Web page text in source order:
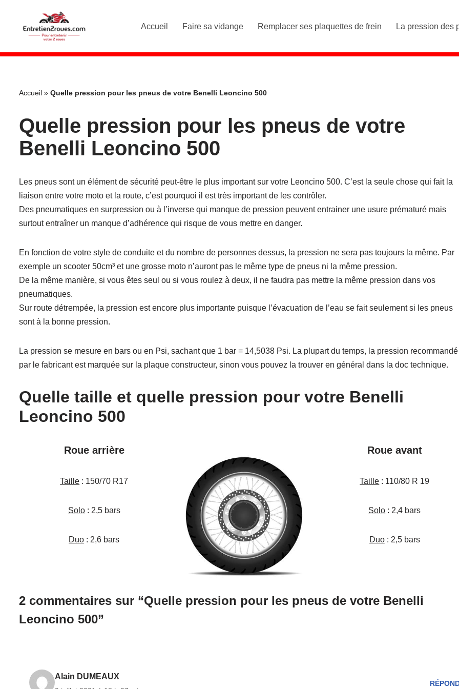
Aller
contenu
Accueil Faire sa vidange Remplacer ses plaquettes de frein La pression des
Accueil » Quelle pression pour les pneus de votre Benelli Leoncino 500
Quelle pression pour les pneus de votre
Benelli Leoncino 500
Les pneus sont un élément de sécurité peut-être le plus important sur votre Leoncino 500. C’est la seule chose qui fait la
liaison entre votre moto et la route, c’est pourquoi il est très important de les contrôler.
Des pneumatiques en surpression ou à l’inverse qui manque de pression peuvent entrainer une usure prématuré mais
surtout entraîner un manque d’adhérence qui risque de vous mettre en danger.
En fonction de votre style de conduite et du nombre de personnes dessus, la pression ne sera pas toujours la même. Par
exemple un scooter 50cm³ et une grosse moto n’auront pas le même type de pneus ni la même pression.
De la même manière, si vous êtes seul ou si vous roulez à deux, il ne faudra pas mettre la même pression dans vos
pneumatiques.
Sur route détrempée, la pression est encore plus importante puisque l’évacuation de l’eau se fait seulement si les pneus
sont à la bonne pression.
La pression se mesure en bars ou en Psi, sachant que 1 bar = 14,5038 Psi. La plupart du temps, la pression recommandé
par le fabricant est marquée sur la plaque constructeur, sinon vous pouvez la trouver en général dans la doc technique.
Quelle taille et quelle pression pour votre Benelli
Leoncino 500
Roue arrière
Taille : 150/70 R17
Solo: 2,5 bars
Duo : 2,6 bars
Roue avant
Taille : 110/80 R 19
Solo : 2,4 bars
Duo: 2,5 bars
2 commentaires sur “Quelle pression pour les pneus de votre Benelli
Leoncino 500”
Alain DUMEAUX